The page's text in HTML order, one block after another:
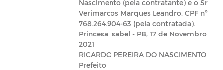
Nascimento (pela contratante) e o Sr.
Verimarcos Marques Leandro, CPF nº
768.264.904-63 (pela contratada).
Princesa Isabel - PB, 17 de Novembro de
2021
RICARDO PEREIRA DO NASCIMENTO
Prefeito